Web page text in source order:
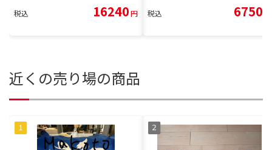
税込 16240円 税込 6750
近くの売り場の商品